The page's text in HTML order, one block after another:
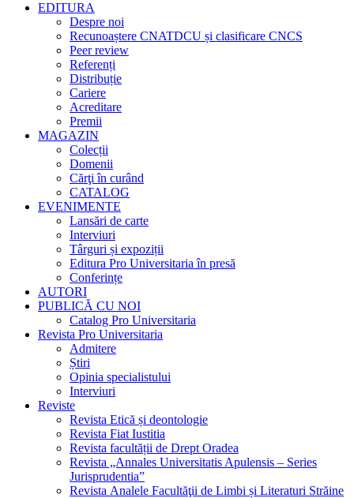
EDITURA
Despre noi
Recunoaștere CNATDCU și clasificare CNCS
Peer review
Referenți
Distribuție
Cariere
Acreditare
Premii
MAGAZIN
Colecții
Domenii
Cărţi în curând
CATALOG
EVENIMENTE
Lansări de carte
Interviuri
Târguri și expoziții
Editura Pro Universitaria în presă
Conferințe
AUTORI
PUBLICĂ CU NOI
Catalog Pro Universitaria
Revista Pro Universitaria
Admitere
Știri
Opinia specialistului
Interviuri
Reviste
Revista Etică și deontologie
Revista Fiat Iustitia
Revista facultății de Drept Oradea
Revista „Annales Universitatis Apulensis – Series
Jurisprudentia”
Revista Analele Facultăţii de Limbi și Literaturi Străine